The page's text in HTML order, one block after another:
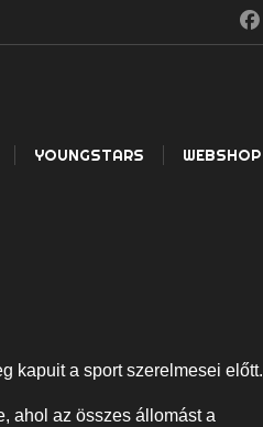
YOUNGSTARS WEBSHOP
kapuit a sport szerelmesei előtt.
ahol az összes állomást a